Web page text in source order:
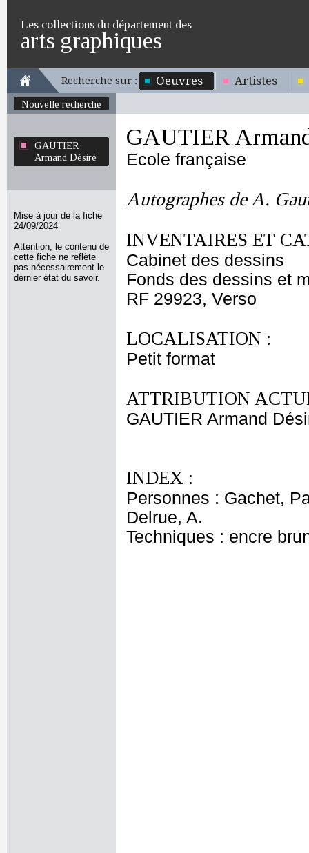
Les collections du département des
arts graphiques
Recherche sur : Oeuvres Artistes
Nouvelle recherche
GAUTIER
Armand Désiré
Mise à jour de la fiche
24/09/2024
Attention, le contenu de
cette fiche ne reflète
pas nécessairement le
dernier état du savoir.
GAUTIER
Ecole française
Autographes de A.
INVENTAIRES ET
Cabinet des dessins
Fonds des dessins et
RF 29923, Verso
LOCALISATION :
Petit format
ATTRIBUTION
GAUTIER Armand
INDEX :
Personnes : Gachet,
Delrue, A.
Techniques : encre